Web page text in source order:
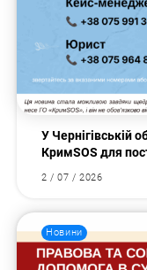
У Чернігівській
КримSOS для
2 / 07 / 2026
Новини